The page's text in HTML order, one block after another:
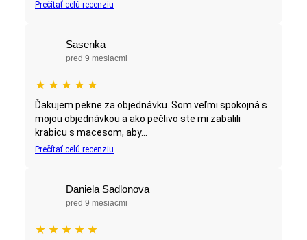
Prečítať celú recenziu
Sasenka
pred 9 mesiacmi
★ ★ ★ ★ ★
Ďakujem pekne za objednávku. Som veľmi spokojná s
mojou objednávkou a ako pečlivo ste mi zabalili
krabicu s macesom, aby...
Prečítať celú recenziu
Daniela Sadlonova
pred 9 mesiacmi
★ ★ ★ ★ ★